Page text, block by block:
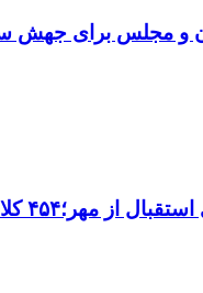
جهش سرانه آموزشی
آموزشی استان افزوده می‌شود